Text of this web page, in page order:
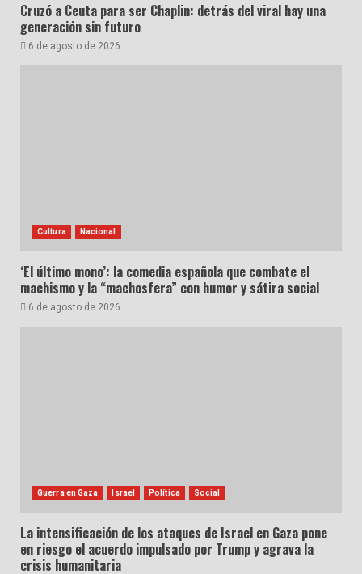
Cruzó a Ceuta para ser Chaplin: detrás del viral hay una
generación sin futuro
6 de agosto de 2026
Cultura Nacional
‘El último mono’: la comedia española que combate el
machismo y la “machosfera” con humor y sátira social
6 de agosto de 2026
Guerra en Gaza Israel Política Social
La intensificación de los ataques de Israel en Gaza pone
en riesgo el acuerdo impulsado por Trump y agrava la
crisis humanitaria